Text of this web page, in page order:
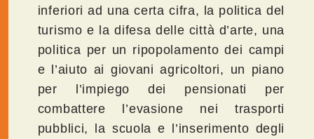
inferiori ad una certa cifra, la politica del
turismo e la difesa delle città d’arte, una
politica per un ripopolamento dei campi
e l’aiuto ai giovani agricoltori, un piano
per l’impiego dei pensionati per
combattere l’evasione nei trasporti
pubblici, la scuola e l’inserimento degli